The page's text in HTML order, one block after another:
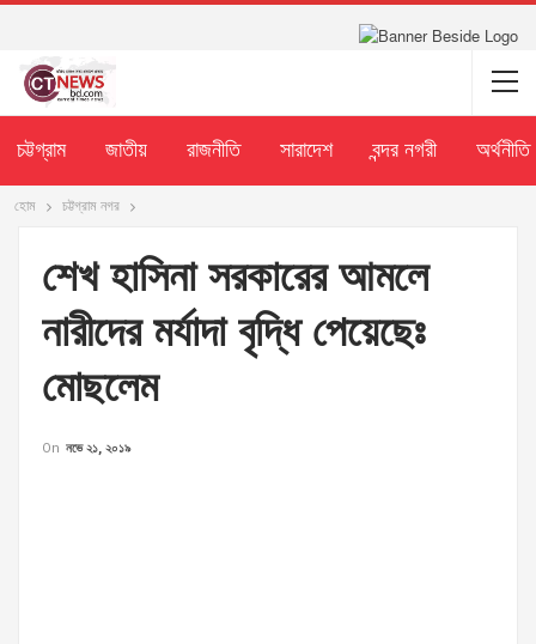
চট্টগ্রাম জাতীয় রাজনীতি সারাদেশ বন্দর নগরী অর্থনীতি
হোম চট্টগ্রাম নগর
শেখ হাসিনা সরকারের আমলে
নারীদের মর্যাদা বৃদ্ধি পেয়েছেঃ
মোছলেম
On নভে ২১, ২০১৯